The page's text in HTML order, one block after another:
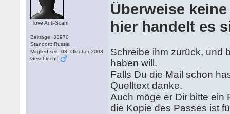
I love Anti-Scam
Beiträge: 33970
Standort: Russia
Mitglied seit: 08. Oktober 2008
Geschlecht:
Überweise
hier handelt es
Schreibe ihm zurück, und
haben will.
Falls Du die Mail schon
Quelltext danke.
Auch möge er Dir bitte
die Kopie des Passes ist